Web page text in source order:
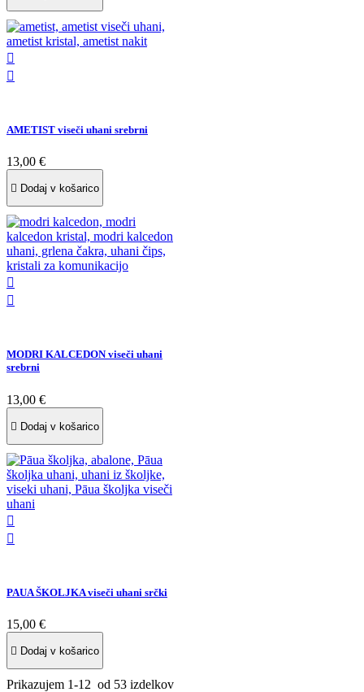


AMETIST viseči uhani srebrni
13,00 €
 Dodaj v košarico


MODRI KALCEDON viseči uhani
srebrni
13,00 €
 Dodaj v košarico


PAUA ŠKOLJKA viseči uhani srčki
15,00 €
 Dodaj v košarico
Prikazujem 1-12 od 53 izdelkov